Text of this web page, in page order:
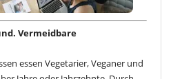
Vermeidbare
essen Vegetarier, Veganer und